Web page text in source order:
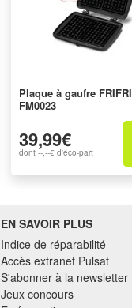
Plaque à gaufre FRIFRI
FM0023
39,99€
dont --,--€ d'éco-part
EN SAVOIR PLUS
Indice de réparabilité
Accès extranet Pulsat
S'abonner à la newsletter
Jeux concours